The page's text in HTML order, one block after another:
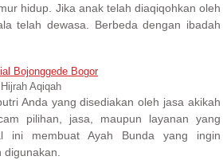
hidup. Jika anak telah diaqiqohkan oleh
telah dewasa. Berbeda dengan ibadah
Aqiqah
Anda yang disediakan oleh jasa akikah
pilihan, jasa, maupun layanan yang
ini membuat Ayah Bunda yang ingin